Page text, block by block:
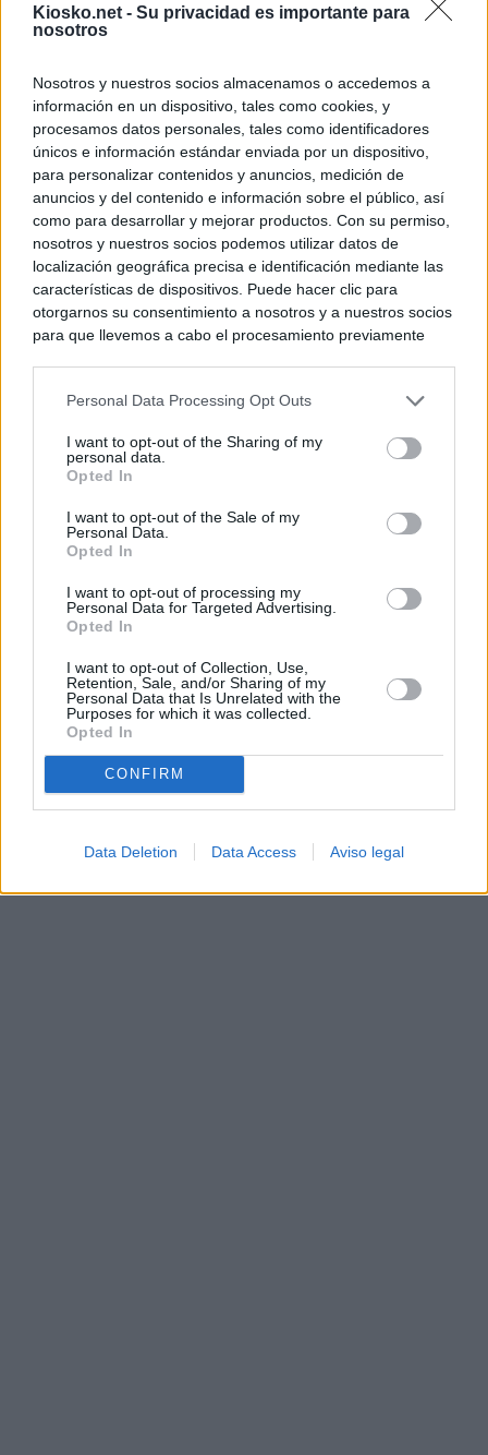
Kiosko.net - Su privacidad es importante para
nosotros
Nosotros y nuestros socios almacenamos o accedemos a
información en un dispositivo, tales como cookies, y
procesamos datos personales, tales como identificadores
únicos e información estándar enviada por un dispositivo,
para personalizar contenidos y anuncios, medición de
anuncios y del contenido e información sobre el público, así
como para desarrollar y mejorar productos. Con su permiso,
nosotros y nuestros socios podemos utilizar datos de
localización geográfica precisa e identificación mediante las
características de dispositivos. Puede hacer clic para
otorgarnos su consentimiento a nosotros y a nuestros socios
para que llevemos a cabo el procesamiento previamente
negar su consentimiento. Tenga en cuenta que algún
de su consentimiento, pero usted tiene el derecho de
rechazar tal procesamiento. Sus preferencias se aplicarán
cualquier momento entrando de nuevo en este sitio web o
visitando nuestra política de privacidad.
Personal Data Processing Opt Outs
I want to opt-out of the Sharing of my
personal data.
Opted In
I want to opt-out of the Sale of my
Personal Data.
Opted In
I want to opt-out of processing my
Personal Data for Targeted Advertising.
Opted In
I want to opt-out of Collection, Use,
Retention, Sale, and/or Sharing of my
Personal Data that Is Unrelated with the
Purposes for which it was collected.
Opted In
CONFIRM
Data Deletion Data Access Aviso legal